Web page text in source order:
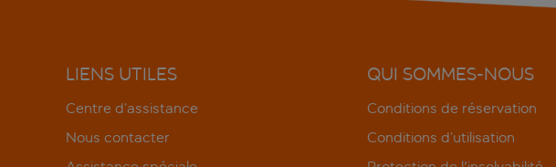
LIENS UTILES
Centre d’assistance
Nous contacter
QUI SOMMES-NOUS
Conditions de réservation
Conditions d’utilisation